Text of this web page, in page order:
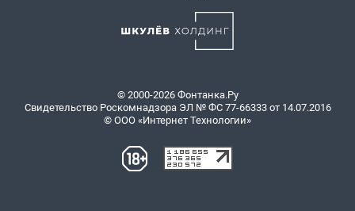
© 2000-2026 Фонтанка.Ру
Свидетельство Роскомнадзора ЭЛ № ФС 77-66333 от 14.07.2016
© ООО «Интернет Технологии»